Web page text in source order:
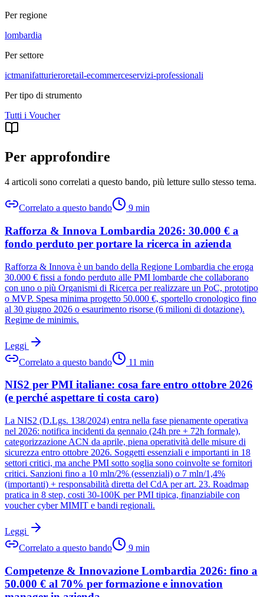
Per regione
lombardia
Per settore
ictmanifatturieroretail-ecommerceservizi-professionali
Per tipo di strumento
Tutti i Voucher
Per approfondire
4 articoli sono correlati a questo bando, più letture sullo stesso tema.
Correlato a questo bando 9 min
Rafforza & Innova Lombardia 2026: 30.000 € a
fondo perduto per portare la ricerca in azienda
Rafforza & Innova è un bando della Regione Lombardia che eroga
30.000 € fissi a fondo perduto alle PMI lombarde che collaborano
con uno o più Organismi di Ricerca per realizzare un PoC, prototipo
o MVP. Spesa minima progetto 50.000 €, sportello cronologico fino
al 30 giugno 2026 o esaurimento risorse (6 milioni di dotazione).
Regime de minimis.
Leggi
Correlato a questo bando
11 min
NIS2 per PMI italiane: cosa fare entro ottobre 2026
(e perché aspettare ti costa caro)
La NIS2 (D.Lgs. 138/2024) entra nella fase pienamente operativa
nel 2026: notifica incidenti da gennaio (24h pre + 72h formale),
categorizzazione ACN da aprile, piena operatività delle misure di
sicurezza entro ottobre 2026. Soggetti essenziali e importanti in 18
settori critici, ma anche PMI sotto soglia sono coinvolte se fornitori
critici. Sanzioni fino a 10 mln/2% (essenziali) o 7 mln/1,4%
(importanti) + responsabilità diretta del CdA per art. 23. Roadmap
pratica in 8 step, costi 30-100K per PMI tipica, finanziabile con
voucher cyber MIMIT e bandi regionali.
Leggi
Correlato a questo bando
9 min
Competenze & Innovazione Lombardia 2026: fino a
50.000 € al 70% per formazione e innovation